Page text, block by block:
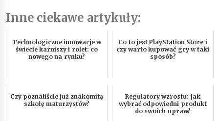
Inne ciekawe artykuły:
Technologiczne innowacje w
świecie karniszy i rolet: co
nowego na rynku?
Co to jest PlayStation Store i
czy warto kupować gry w taki
sposób?
Czy poznaliście już znakomitą
szkołę maturzystów?
Regulatory wzrostu: jak
wybrać odpowiedni produkt
do swoich upraw?